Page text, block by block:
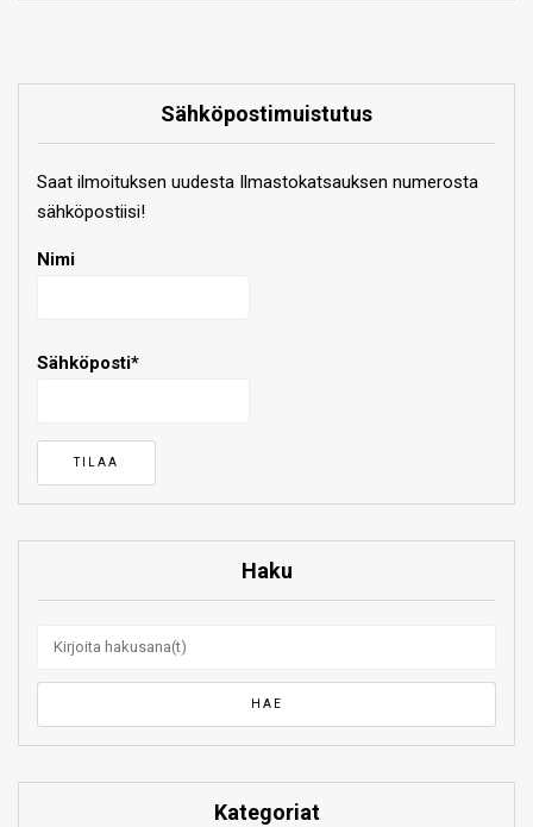
Sähköpostimuistutus
Saat ilmoituksen uudesta Ilmastokatsauksen numerosta
sähköpostiisi!
Nimi
Sähköposti*
Haku
Kategoriat